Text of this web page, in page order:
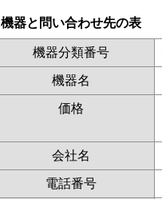
機器と問い合わせ先の表
機器分類番号
機器名
価格
会社名
電話番号